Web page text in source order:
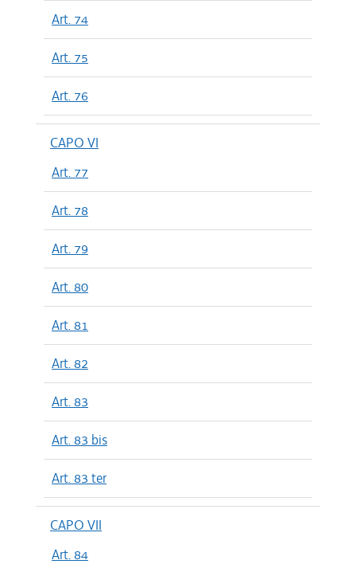
Art. 74
Art. 75
Art. 76
CAPO VI
Art. 77
Art. 78
Art. 79
Art. 80
Art. 81
Art. 82
Art. 83
Art. 83 bis
Art. 83 ter
CAPO VII
Art. 84